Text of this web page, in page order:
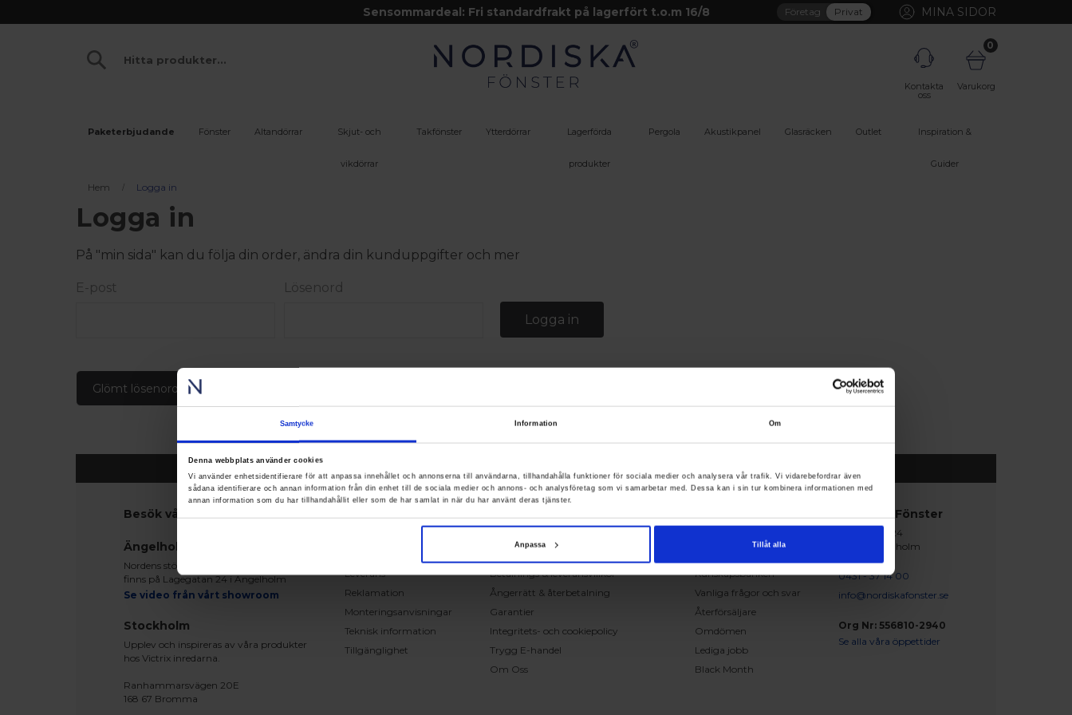
Samtycke Information Om
Denna webbplats använder cookies
Vi använder enhetsidentifierare för att anpassa innehållet och annonserna till användarna, tillhandahålla funktioner för sociala medier och analysera vår trafik. Vi vidarebefordrar även
sådana identifierare och annan information från din enhet till de sociala medier och annons- och analysföretag som vi samarbetar med. Dessa kan i sin tur kombinera informationen med
annan information som du har tillhandahållit eller som de har samlat in när du har använt deras tjänster.
Anpassa Tillåt alla
Sensommardeal: Fri standardfrakt på lagerfört t.o.m 16/8 Företag Privat MINA SIDOR
Kontakta
oss
0
Varukorg
Paketerbjudande Fönster Altandörrar Skjut- och
vikdörrar
Takfönster Ytterdörrar Lagerförda
produkter
Pergola Akustikpanel Glasräcken Outlet Inspiration &
Guider
Hem Logga in
Logga in
På "min sida" kan du följa din order, ändra din kunduppgifter och mer
E-post Lösenord
Logga in
Glömt lösenord
RING OSS PÅ 0431 - 37 14 00
Besök våra utställningar
Ängelholm
Nordens största fönsterutställning
finns på Lagegatan 24 i Ängelholm
Se video från vårt showroom
Stockholm
Upplev och inspireras av våra produkter
hos Victrix inredarna.
Ranhammarsvägen 20E
168 67 Bromma
Leverans
Reklamation
Monteringsanvisningar
Teknisk information
Tillgänglighet
Betalnings & leveransvillkor
Ångerrätt & återbetalning
Garantier
Integritets- och cookiepolicy
Trygg E-handel
Om Oss
Kunskapsbanken
Vanliga frågor och svar
Återförsäljare
Omdömen
Lediga jobb
Black Month
Nordiska Fönster
Lagegatan 24
262 71 Ängelholm
0431 - 37 14 00
info@nordiskafonster.se
Org Nr: 556810-2940
Se alla våra öppettider